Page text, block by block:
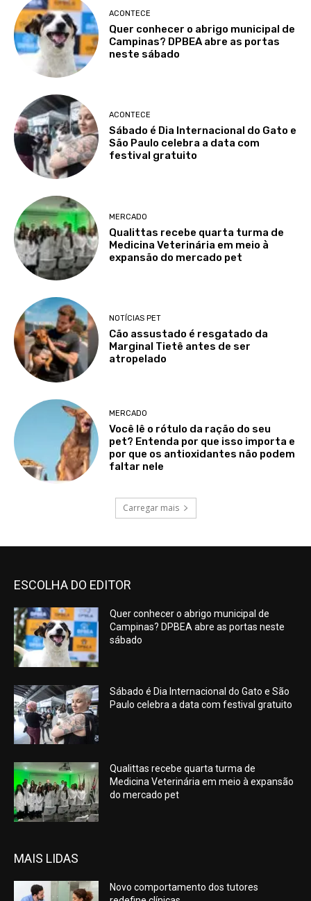
ACONTECE
Quer conhecer o abrigo municipal de
Campinas? DPBEA abre as portas
neste sábado
ACONTECE
Sábado é Dia Internacional do Gato e
São Paulo celebra a data com
festival gratuito
MERCADO
Qualittas recebe quarta turma de
Medicina Veterinária em meio à
expansão do mercado pet
NOTÍCIAS PET
Cão assustado é resgatado da
Marginal Tietê antes de ser
atropelado
MERCADO
Você lê o rótulo da ração do seu
pet? Entenda por que isso importa e
por que os antioxidantes não podem
faltar nele
Carregar mais
ESCOLHA DO EDITOR
Quer conhecer o abrigo municipal de
Campinas? DPBEA abre as portas neste
sábado
Sábado é Dia Internacional do Gato e São
Paulo celebra a data com festival gratuito
Qualittas recebe quarta turma de
Medicina Veterinária em meio à expansão
do mercado pet
MAIS LIDAS
Novo comportamento dos tutores